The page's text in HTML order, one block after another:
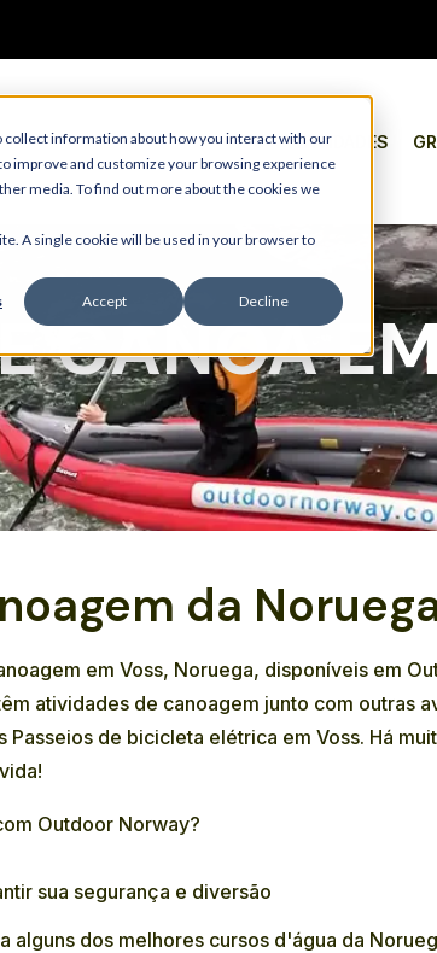
information about how you interact with our
improve and customize your browsing experience
media. To find out more about the cookies we
A single cookie will be used in your browser to
Accept Decline
TIPO ATIVIDADES
CANOA
da
em Voss, Noruega, disponíveis em
atividades de canoagem junto com outras
Passeios de bicicleta elétrica em Voss. Há
Outdoor Norway?
sua segurança e diversão
alguns dos melhores cursos d'água da